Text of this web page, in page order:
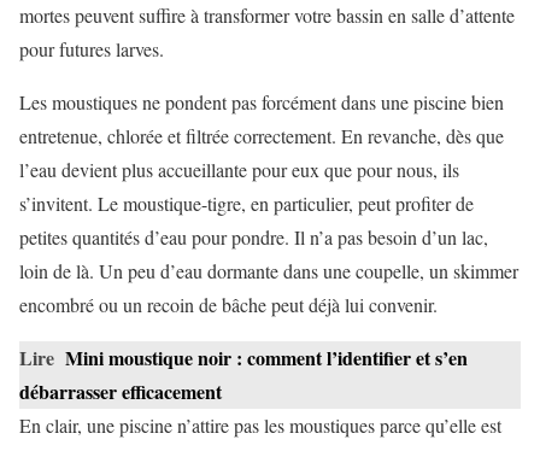
mortes peuvent suffire à transformer votre bassin en salle d’attente
pour futures larves.
Les moustiques ne pondent pas forcément dans une piscine bien
entretenue, chlorée et filtrée correctement. En revanche, dès que
l’eau devient plus accueillante pour eux que pour nous, ils
s’invitent. Le moustique-tigre, en particulier, peut profiter de
petites quantités d’eau pour pondre. Il n’a pas besoin d’un lac,
loin de là. Un peu d’eau dormante dans une coupelle, un skimmer
encombré ou un recoin de bâche peut déjà lui convenir.
Lire Mini moustique noir : comment l’identifier et s’en
débarrasser efficacement
En clair, une piscine n’attire pas les moustiques parce qu’elle est